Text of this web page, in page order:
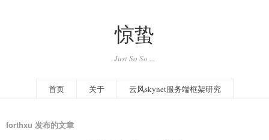
惊蛰
Just So So ...
首页 关于 云风skynet服务端框架研究
forthxu 发布的文章